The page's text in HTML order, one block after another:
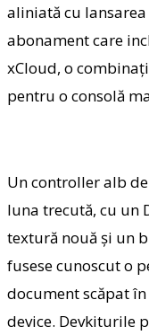
aliniată cu
abonament care
xCloud, o
pentru o consolă
Un controller alb
luna trecută, cu un
textură nouă şi un
fusese cunoscut o
document scăpat
device. Devkiturile